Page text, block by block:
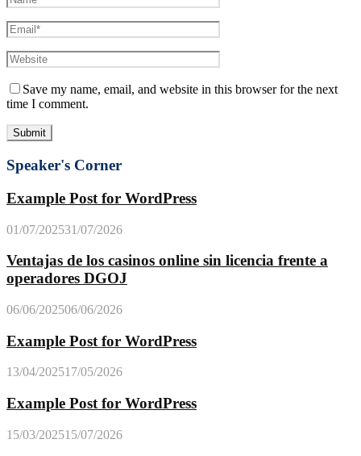
Save my name, email, and website in this browser for the next
time I comment.
Speaker's Corner
Example Post for WordPress
01/07/202531/07/2026
Ventajas de los casinos online sin licencia frente a
operadores DGOJ
06/06/202506/06/2026
Example Post for WordPress
13/04/202517/05/2026
Example Post for WordPress
15/03/202515/07/2026